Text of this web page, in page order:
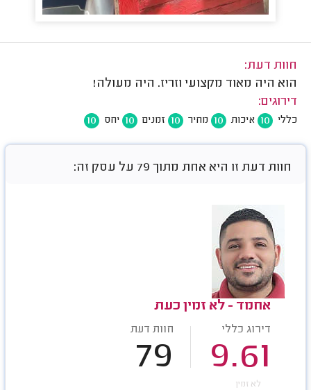
חוות דעת:
הוא היה מאוד מקצועי וזריז. היה מעולה!
דירוגים:
כללי 10 איכות 10 מחיר 10 זמנים 10 יחס 10
חוות דעת זו היא אחת מתוך 79 על עסק זה:
אחמד - לא זמין כעת
דירוג כללי
9.61
חוות דעת
79
לא זמין